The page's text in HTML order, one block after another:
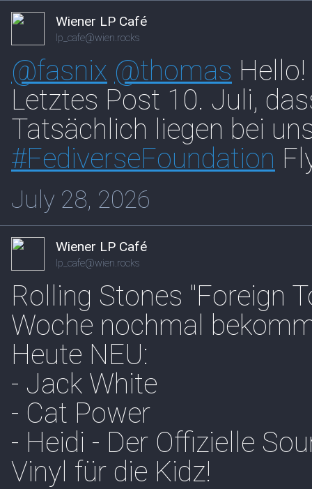
Wiener LP Café
lp_cafe@wien.rocks
@fasnix @thomas
Letztes Post 10. Juli,
Tatsächlich liegen bei
#FediverseFoundation
July 28, 2026
Wiener LP Café
lp_cafe@wien.rocks
Rolling Stones "Foreign
Woche nochmal
Heute NEU:
- Jack White
- Cat Power
- Heidi - Der Offizielle
Vinyl für die Kidz!